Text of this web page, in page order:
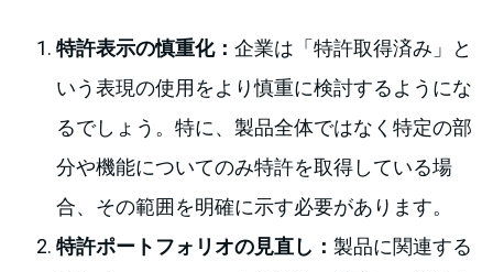
特許表示の慎重化：企業は「特許取得済み」と
いう表現の使用をより慎重に検討するようにな
るでしょう。特に、製品全体ではなく特定の部
分や機能についてのみ特許を取得している場
合、その範囲を明確に示す必要があります。
特許ポートフォリオの見直し： 製品に関連する